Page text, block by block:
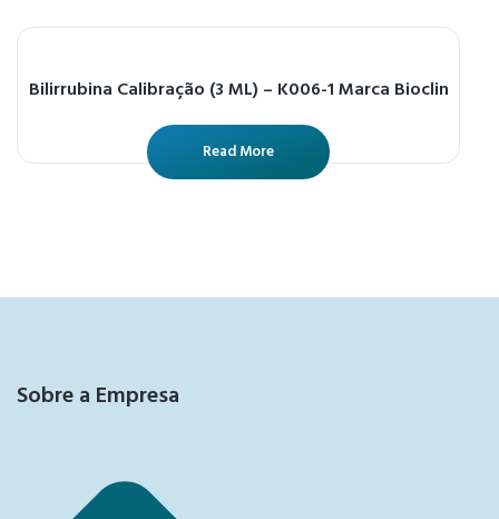
Bilirrubina Calibração (3 ML) – K006-1 Marca Bioclin
Read More
Sobre a Empresa